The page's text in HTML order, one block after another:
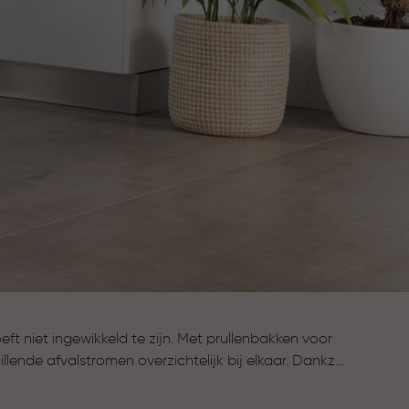
niet ingewikkeld te zijn. Met prullenbakken voor
afvalstromen overzichtelijk bij elkaar. Dankzij
blijft. Zo wordt afval scheiden een